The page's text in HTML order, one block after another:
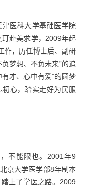
医科大学基础医学院
赴美求学，2009年起
作，历任博士后、副研
梦想、不负未来”的追
才、心中有爱”的圆梦
心，踏实走好为民服
不能限也。2001年9
京大学医学部8年制本
上了学医之路。2009